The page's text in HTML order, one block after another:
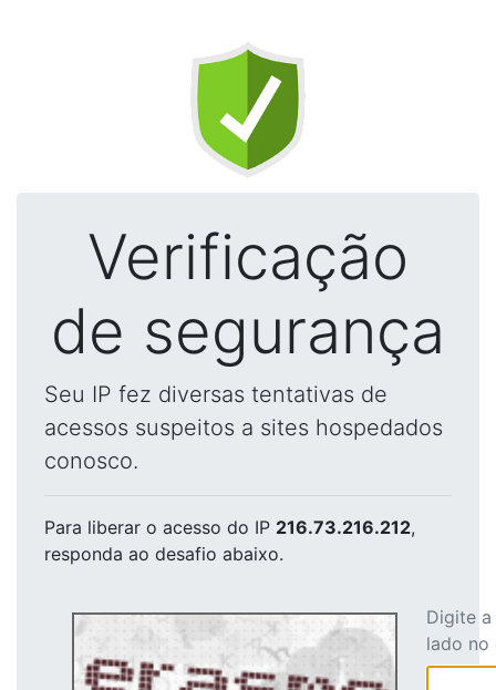
Verificação
de segurança
Seu IP fez diversas tentativas de
acessos suspeitos a sites hospedados
conosco.
Para liberar o acesso do IP 216.73.216.212,
responda ao desafio abaixo.
Digite
lado no